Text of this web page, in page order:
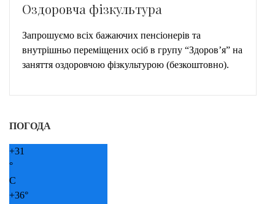
Оздоровча фізкультура
Запрошуємо всіх бажаючих пенсіонерів та
внутрішньо переміщених осіб в групу “Здоров’я” на
заняття оздоровчою фізкультурою (безкоштовно).
ПОГОДА
+31
°
C
+36°